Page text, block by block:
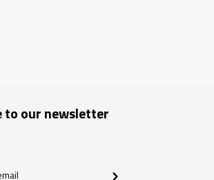
to our newsletter